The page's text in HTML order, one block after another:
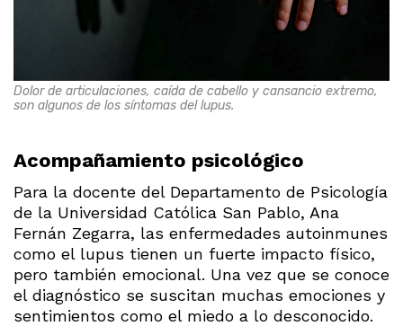
Dolor de articulaciones, caída de cabello y cansancio extremo,
son algunos de los síntomas del lupus.
Acompañamiento psicológico
Para la docente del Departamento de Psicología
de la Universidad Católica San Pablo, Ana
Fernán Zegarra, las enfermedades autoinmunes
como el lupus tienen un fuerte impacto físico,
pero también emocional. Una vez que se conoce
el diagnóstico se suscitan muchas emociones y
sentimientos como el miedo a lo desconocido.